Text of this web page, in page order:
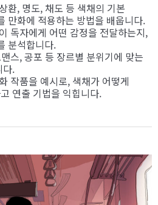
환, 명도, 채도 등 색채의 기본
만화에 적용하는 방법을 배웁니다.
독자에게 어떤 감정을 전달하는지,
분석합니다.
스, 공포 등 장르별 분위기에 맞는
다.
작품을 예시로, 색채가 어떻게
연출 기법을 익힙니다.